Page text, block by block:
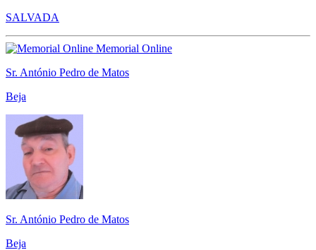
SALVADA
Memorial Online
Sr. António Pedro de Matos
Beja
Sr. António Pedro de Matos
Beja